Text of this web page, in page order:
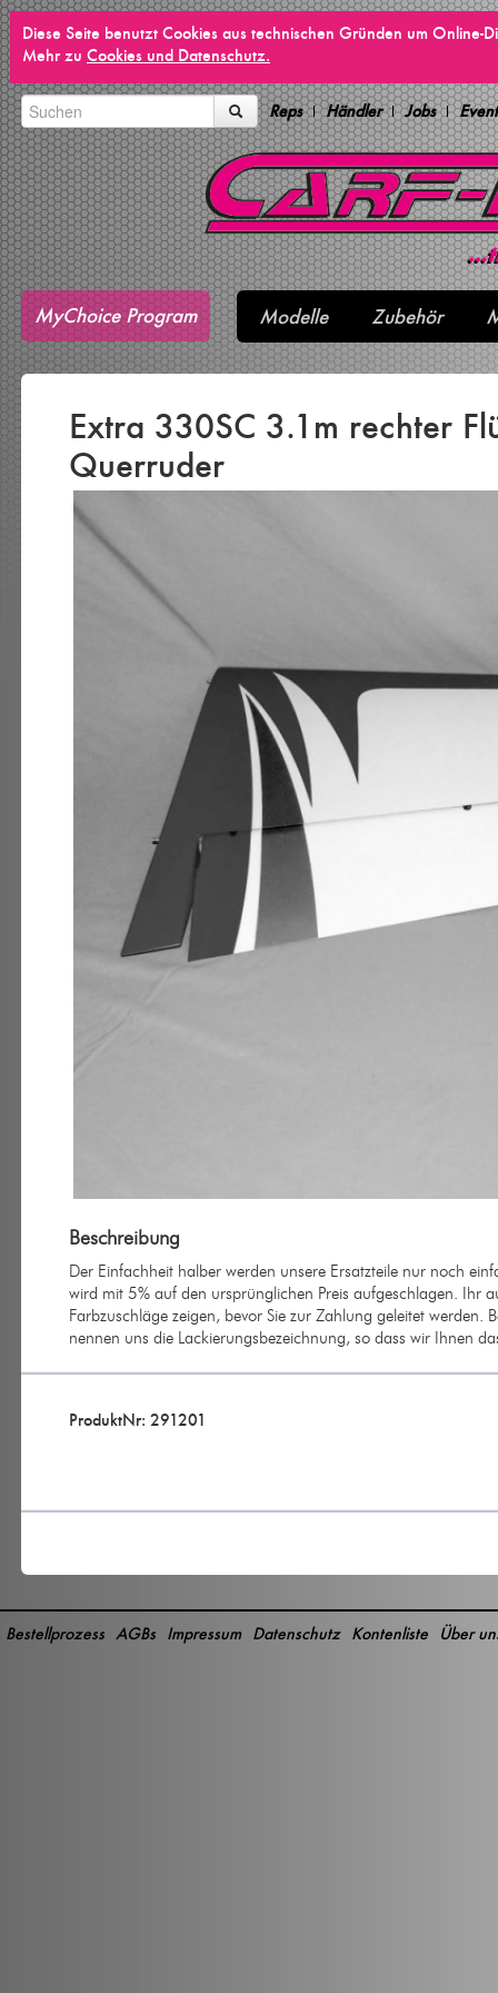
Diese Seite benutzt Cookies aus technischen Gründen um Online-
Mehr zu Cookies und Datenschutz.
Reps Händler Jobs
MyChoice Program Modelle Zubehör
Extra 330SC 3.1m rechter
Querruder
Beschreibung
Der Einfachheit halber werden unsere Ersatzteile nur noch
wird mit 5% auf den ursprünglichen Preis aufgeschlagen. Ihr
Farbzuschläge zeigen, bevor Sie zur Zahlung geleitet
nennen uns die Lackierungsbezeichnung, so dass wir Ihnen
ProduktNr: 291201
Über
Kontenliste
Datenschutz
Impressum
AGBs
Bestellprozess